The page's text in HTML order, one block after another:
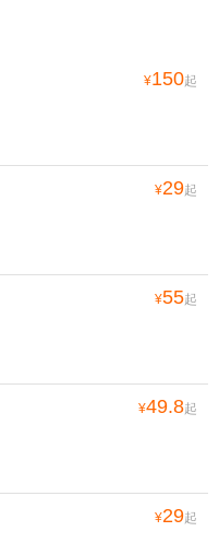
¥150起
¥29起
¥55起
¥49.8起
¥29起